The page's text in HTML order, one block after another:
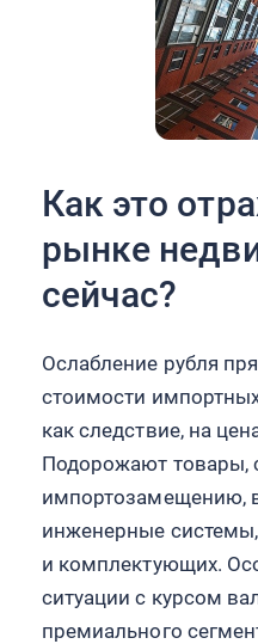
Как это
рынке
сейчас?
Ослабление рубля
стоимости
как следствие, на
Подорожают товары,
импортозамещению,
инженерные
и комплектующих.
ситуации с курсом
премиального